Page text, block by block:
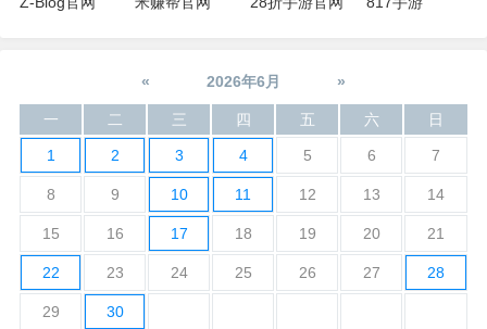
« 2026年6月 »
一 二 三 四 五 六 日
1 2 3 4 5 6 7
8 9 10 11 12 13 14
15 16 17 18 19 20 21
22 23 24 25 26 27 28
29 30